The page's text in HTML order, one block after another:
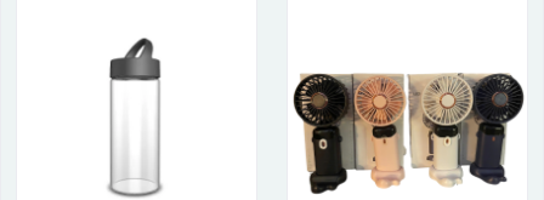
Thợ đang căn chỉnh dán decal lên bát cơm